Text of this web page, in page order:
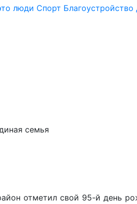
люди Спорт Благоустройство
семья
отметил свой 95-й день